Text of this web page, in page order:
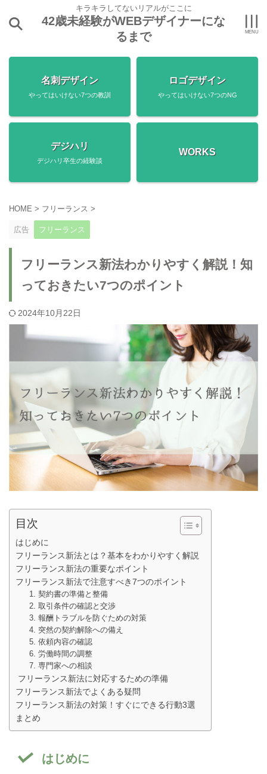
キラキラしてないリアルがここに
42歳未経験がWEBデザイナーにな
るまで
名刺デザイン
やってはいけない7つの教訓
ロゴデザイン
やってはいけない7つのNG
デジハリ
デジハリ卒生の経験談
WORKS
HOME > フリーランス >
広告 フリーランス
フリーランス新法わかりやすく解説！知
っておきたい7つのポイント
2024年10月22日
目次
はじめに
フリーランス新法とは？基本をわかりやすく解説
フリーランス新法の重要なポイント
フリーランス新法で注意すべき7つのポイント
1. 契約書の準備と整備
2. 取引条件の確認と交渉
3. 報酬トラブルを防ぐための対策
4. 突然の契約解除への備え
5. 依頼内容の確認
6. 労働時間の調整
7. 専門家への相談
フリーランス新法に対応するための準備
フリーランス新法でよくある疑問
フリーランス新法の対策！すぐにできる行動3選
まとめ
はじめに